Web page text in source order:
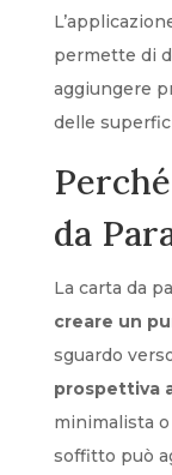
permette di
aggiungere
delle
da
La carta da
creare un
sguardo
prospettiva
minimalista
soffitto può